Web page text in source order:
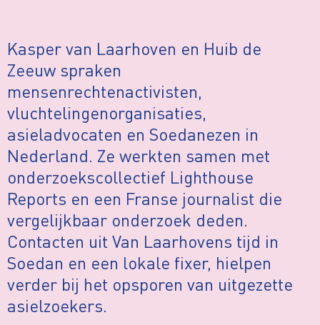
Kasper van Laarhoven en Huib de
Zeeuw spraken
mensenrechtenactivisten,
vluchtelingenorganisaties,
asieladvocaten en Soedanezen in
Nederland. Ze werkten samen met
onderzoekscollectief Lighthouse
Reports en een Franse journalist die
vergelijkbaar onderzoek deden.
Contacten uit Van Laarhovens tijd in
Soedan en een lokale fixer, hielpen
verder bij het opsporen van uitgezette
asielzoekers.